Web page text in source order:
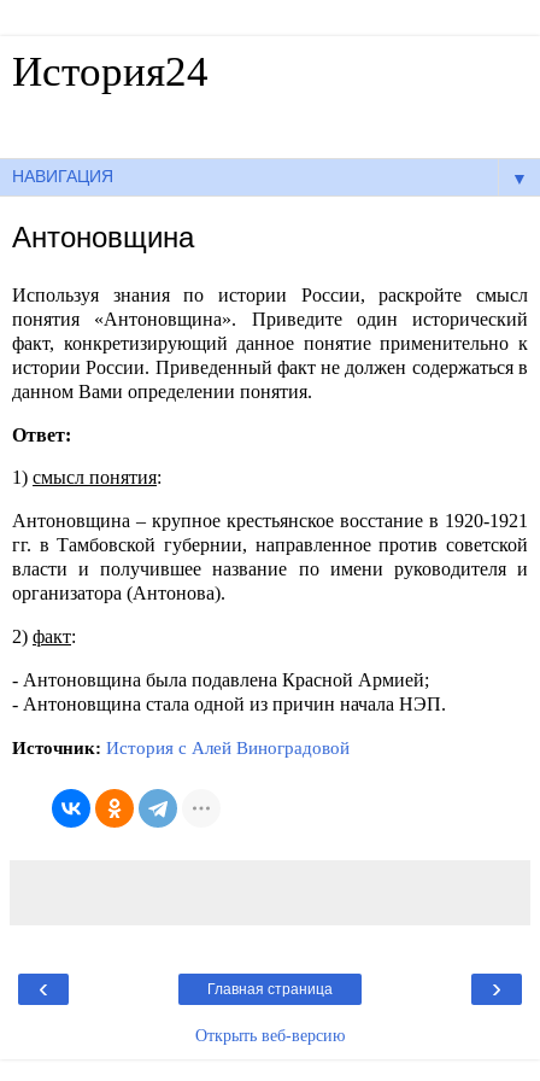
История24
▼
Антоновщина
Используя знания по истории России, раскройте смысл
понятия «Антоновщина». Приведите один исторический
факт, конкретизирующий данное понятие применительно к
истории России. Приведенный факт не должен содержаться в
данном Вами определении понятия.
Ответ:
1) смысл понятия:
Антоновщина – крупное крестьянское восстание в 1920-1921
гг. в Тамбовской губернии, направленное против советской
власти и получившее название по имени руководителя и
организатора (Антонова).
2) факт:
- Антоновщина была подавлена Красной Армией;
- Антоновщина стала одной из причин начала НЭП.
Источник: История с Алей Виноградовой
‹ ›
Главная страница
Открыть веб-версию